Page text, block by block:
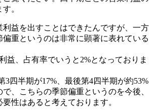
。
利益を出すことはできたんですが、一方
偏重というのは非常に顕著に表れている
益、占有率でいうと2%となっておりま
3四半期が17%、最後第4四半期が約53%
、こちらの季節偏重というのを今後、
性はあると考えております。